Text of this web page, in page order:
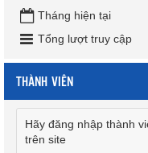
Tháng hiện tại
Tổng lượt truy cập
THÀNH VIÊN
Hãy đăng nhập thành
trên site